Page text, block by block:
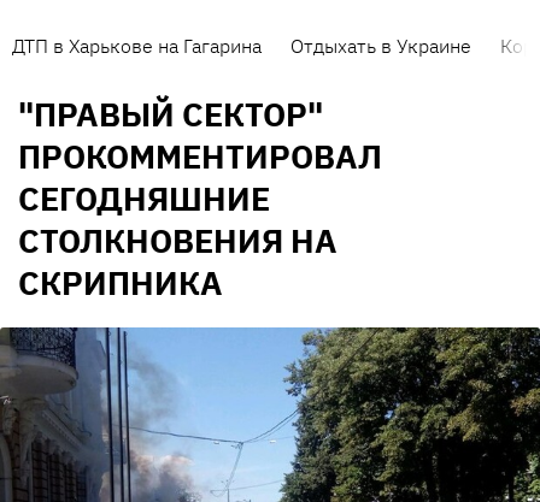
ДТП в Харькове на Гагарина Отдыхать в Украине
"ПРАВЫЙ СЕКТОР"
ПРОКОММЕНТИРОВАЛ
СЕГОДНЯШНИЕ
СТОЛКНОВЕНИЯ НА
СКРИПНИКА